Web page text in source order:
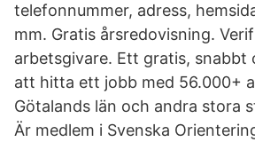
telefonnummer, adress,
mm. Gratis årsredovisning.
arbetsgivare. Ett gratis, snabbt
att hitta ett jobb med 56.000+
Götalands län och andra stora
Är medlem i Svenska